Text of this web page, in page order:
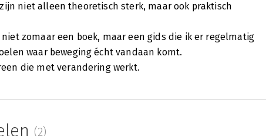
niet alleen theoretisch sterk, maar ook praktisch
niet zomaar een boek, maar een gids die ik er regelmatig
waar beweging écht vandaan komt.
die met verandering werkt.
(2)